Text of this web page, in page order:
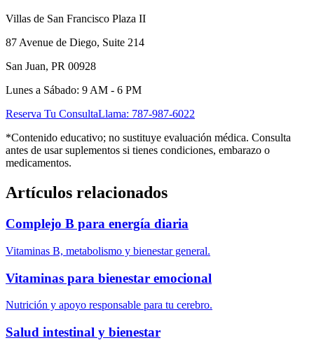
Villas de San Francisco Plaza II
87 Avenue de Diego, Suite 214
San Juan, PR 00928
Lunes a Sábado: 9 AM - 6 PM
Reserva Tu ConsultaLlama: 787-987-6022
*Contenido educativo; no sustituye evaluación médica. Consulta
antes de usar suplementos si tienes condiciones, embarazo o
medicamentos.
Artículos relacionados
Complejo B para energía diaria
Vitaminas B, metabolismo y bienestar general.
Vitaminas para bienestar emocional
Nutrición y apoyo responsable para tu cerebro.
Salud intestinal y bienestar